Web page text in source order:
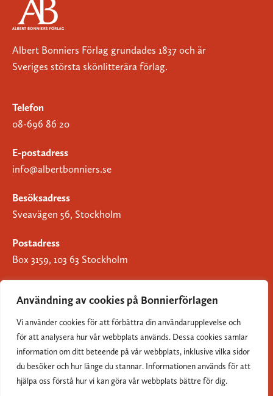
Användning av cookies på Bonnierförlagen
Vi använder cookies för att förbättra din användarupplevelse och
för att analysera hur vår webbplats används. Dessa cookies samlar
information om ditt beteende på vår webbplats, inklusive vilka sidor
du besöker och hur länge du stannar. Informationen används för att
hjälpa oss förstå hur vi kan göra vår webbplats bättre för dig.
Albert Bonniers Förlag grundades 1837 och är
Sveriges största skönlitterära förlag.
Telefon
08-696 86 20
E-postadress
info@albertbonniers.se
Besöksadress
Sveavägen 56, Stockholm
Postadress
Box 3159, 103 63 Stockholm
Om Bonnierförlagen
Cookies
Integritetspolicy